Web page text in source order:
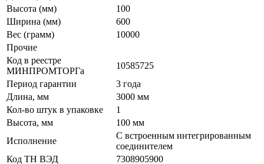
Высота (мм)
100
Ширина (мм)
600
Вес (грамм)
10000
Прочие
Код в реестре
МИНПРОМТОРГа
10585725
Период гарантии
3 года
Длина, мм
3000 мм
Кол-во штук в упаковке
1
Высота, мм
100 мм
Исполнение
С встроенным интегрированным
соединителем
Код ТН ВЭД
7308905900